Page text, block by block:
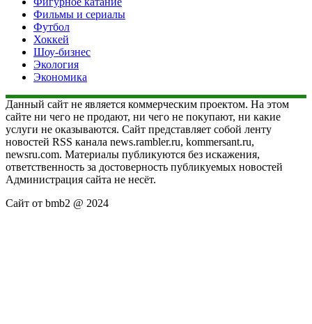
Фильмы и сериалы
Футбол
Хоккей
Шоу-бизнес
Экология
Экономика
Данный сайт не является коммерческим проектом. На этом
сайте ни чего не продают, ни чего не покупают, ни какие
услуги не оказываются. Сайт представляет собой ленту
новостей RSS канала news.rambler.ru, kommersant.ru,
newsru.com. Материалы публикуются без искажения,
ответственность за достоверность публикуемых новостей
Администрация сайта не несёт.
Сайт от bmb2 @ 2024